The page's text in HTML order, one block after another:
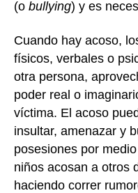
(o bullying) y es
Cuando hay acoso,
físicos, verbales o
otra persona,
poder real o
víctima. El acoso
insultar, amenazar y
posesiones por
niños acosan a otros
haciendo correr